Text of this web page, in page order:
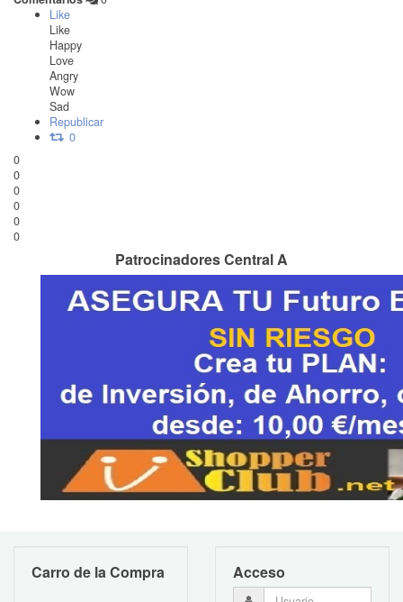
Like
Like
Happy
Love
Angry
Wow
Sad
Republicar
0
0
0
0
0
0
0
Patrocinadores Central A
Carro de la Compra Acceso